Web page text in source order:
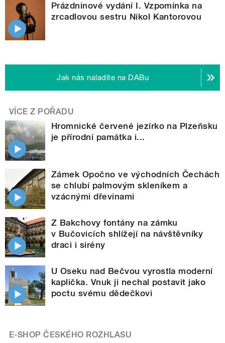
Prázdninové vydání I. Vzpomínka na
zrcadlovou sestru Nikol Kantorovou
Jak nás naladíte na DABu
VÍCE Z POŘADU
Hromnické červené jezírko na Plzeňsku
je přírodní památka i...
Zámek Opočno ve východních Čechách
se chlubí palmovým skleníkem a
vzácnými dřevinami
Z Bakchovy fontány na zámku
v Bučovicích shlížejí na návštěvníky
draci i sirény
U Oseku nad Bečvou vyrostla moderní
kaplička. Vnuk ji nechal postavit jako
poctu svému dědečkovi
E-SHOP ČESKÉHO ROZHLASU